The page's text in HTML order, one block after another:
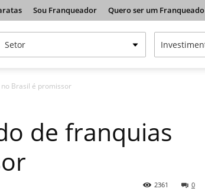
Sou Franqueador Quero ser um Franqueado
Brasil é promissor
de franquias
0
2361